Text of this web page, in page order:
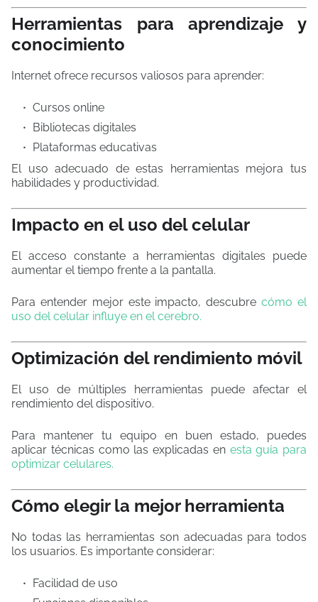
Herramientas para aprendizaje y
conocimiento
Internet ofrece recursos valiosos para aprender:
Cursos online
Bibliotecas digitales
Plataformas educativas
El uso adecuado de estas herramientas mejora tus
habilidades y productividad.
Impacto en el uso del celular
El acceso constante a herramientas digitales puede
aumentar el tiempo frente a la pantalla.
Para entender mejor este impacto, descubrecómo el
uso del celular influye en el cerebro.
Optimización del rendimiento móvil
El uso de múltiples herramientas puede afectar el
rendimiento del dispositivo.
Para mantener tu equipo en buen estado, puedes
aplicar técnicas como las explicadas en esta guía para
optimizar celulares.
Cómo elegir la mejor herramienta
No todas las herramientas son adecuadas para todos
los usuarios. Es importante considerar:
Facilidad de uso